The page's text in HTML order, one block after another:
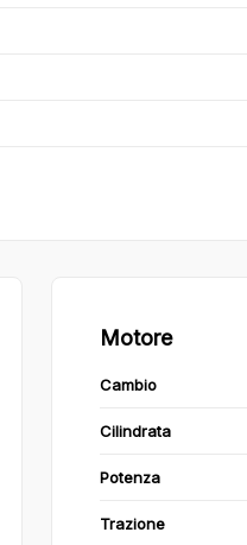
Motore
Cambio
Cilindrata
Potenza
Trazione